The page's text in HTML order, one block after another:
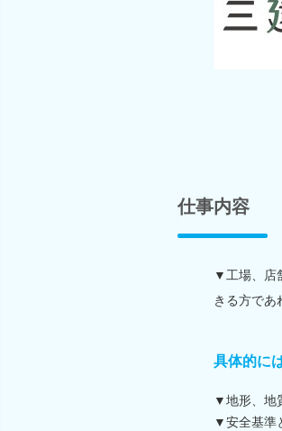
仕事内容
▼工場、店
きる方であ
具体的に
▼地形、地
▼安全基準